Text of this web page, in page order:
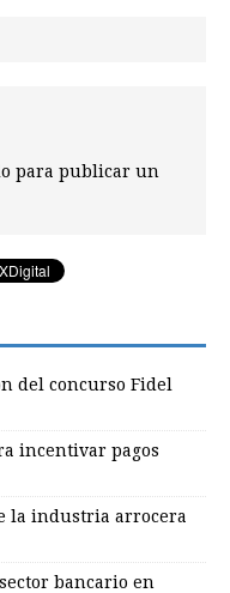
para publicar un
del concurso Fidel
incentivar pagos
la industria arrocera
bancario en